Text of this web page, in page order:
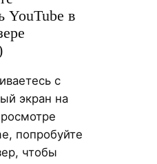
YouTube в
с
экран на
попробуйте
чтобы